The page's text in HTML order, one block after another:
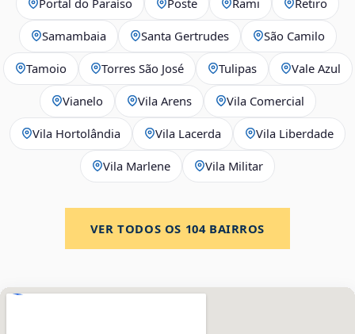
Samambaia Santa Gertrudes São Camilo
Tamoio Torres São José Tulipas Vale Azul
Vianelo Vila Arens Vila Comercial
Vila Hortolândia Vila Lacerda Vila Liberdade
Vila Marlene Vila Militar
VER TODOS OS 104BAIRROS